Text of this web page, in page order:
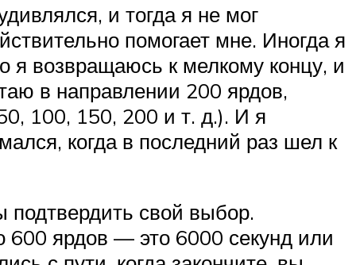
и тогда я не мог
помогает мне. Иногда я
возвращаюсь к мелкому концу, и
в направлении 200 ярдов,
100, 150, 200 и т. д.). И я
когда в последний раз шел к
подтвердить свой выбор.
600 ярдов — это 6000 секунд или